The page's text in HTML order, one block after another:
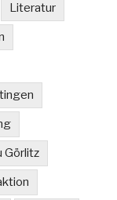
Literatur
Görlitz